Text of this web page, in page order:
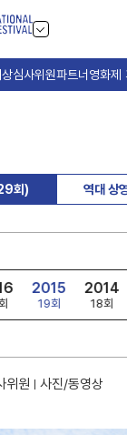
심사위원파트너 영화제
회) 역대 상
2015
19회
2014
18회
위원 사진/동영상